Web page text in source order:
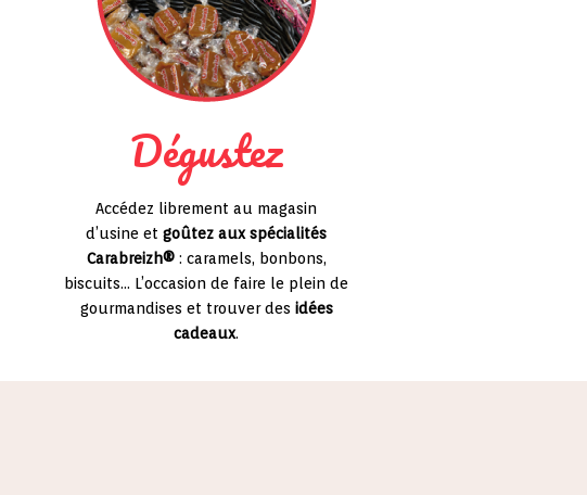
Dégustez
Accédez librement au magasin
d’usine etgoûtez aux spécialités
Carabreizh®: caramels, bonbons,
biscuits… L’occasion de faire le plein de
gourmandises et trouver des idées
cadeaux.